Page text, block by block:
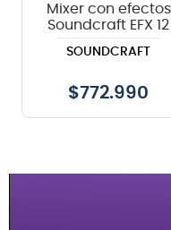
Mixer con efectos
Soundcraft EFX 12
SOUNDCRAFT
$772.990